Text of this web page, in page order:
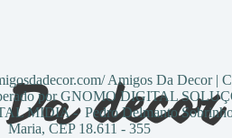
Amigos Da Decor |
por GNOMO DIGITAL
MIDIA - Pedro Delmanto
Maria, CEP 18.611 - 355